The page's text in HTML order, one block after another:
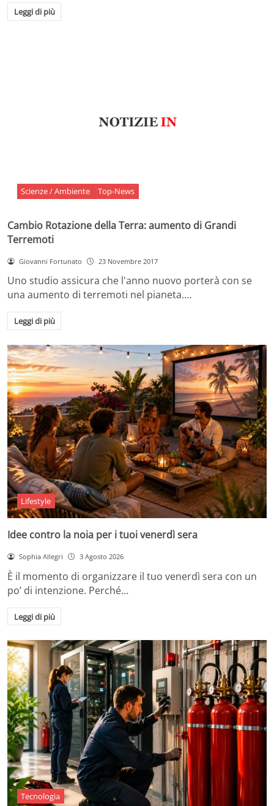
Leggi di più
Scienze / Ambiente Top-News
Cambio Rotazione della Terra: aumento di Grandi
Terremoti
Giovanni Fortunato 23 Novembre 2017
Uno studio assicura che l'anno nuovo porterà con se
una aumento di terremoti nel pianeta.…
Leggi di più
Lifestyle
Idee contro la noia per i tuoi venerdì sera
Sophia Allegri 3 Agosto 2026
È il momento di organizzare il tuo venerdì sera con un
po’ di intenzione. Perché…
Leggi di più
Tecnologia